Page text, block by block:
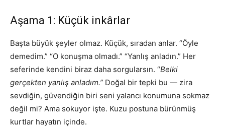
Aşama 1: Küçük inkârlar
Başta büyük şeyler olmaz. Küçük, sıradan anlar. “Öyle
demedim.” “O konuşma olmadı.” “Yanlış anladın.” Her
seferinde kendini biraz daha sorgularsın. “Belki
gerçekten yanlış anladım.” Doğal bir tepki bu — zira
sevdiğin, güvendiğin biri seni yalancı konumuna sokmaz
değil mi? Ama sokuyor işte. Kuzu postuna bürünmüş
kurtlar hayatın içinde.